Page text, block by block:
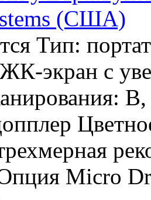
(США)
Тип:
экран с
Micro